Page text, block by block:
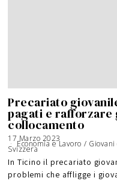
Precariato
pagati e
collocamento
17 Marzo 2023
Economia e Lavoro /
Svizzera
In Ticino il precariato
problemi che affligge i